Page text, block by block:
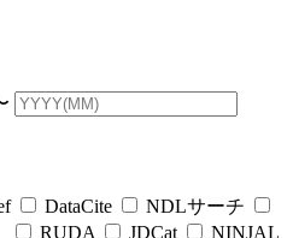
DataCite
NDLサーチ
RUDA JDCat
NINJAL